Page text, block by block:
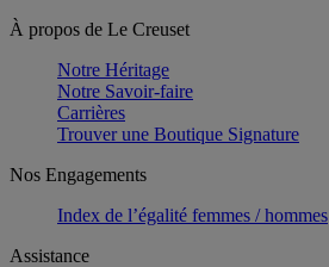
À propos de Le Creuset
Notre Héritage
Notre Savoir-faire
Carrières
Trouver une Boutique Signature
Nos Engagements
Index de l’égalité femmes / hommes
Assistance